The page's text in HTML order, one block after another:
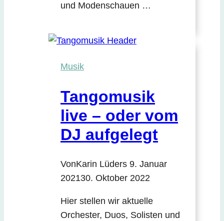
und Modenschauen …
Musik
Tangomusik
live – oder vom
DJ aufgelegt
VonKarin Lüders 9. Januar
202130. Oktober 2022
Hier stellen wir aktuelle
Orchester, Duos, Solisten und